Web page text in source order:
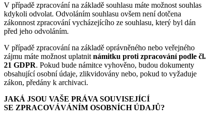
V případě zpracování na základě souhlasu máte možnost souhlas
kdykoli odvolat. Odvoláním souhlasu ovšem není dotčena
zákonnost zpracování vycházejícího ze souhlasu, který byl dán
před jeho odvoláním.
V případě zpracování na základě oprávněného nebo veřejného
zájmu máte možnost uplatnit námitku proti zpracování podle čl.
21 GDPR. Pokud bude námitce vyhověno, budou dokumenty
obsahující osobní údaje, zlikvidovány nebo, pokud to vyžaduje
zákon, předány k archivaci.
JAKÁ JSOU VAŠE PRÁVA SOUVISEJÍCÍ
SE ZPRACOVÁVÁNÍM OSOBNÍCH ÚDAJŮ?